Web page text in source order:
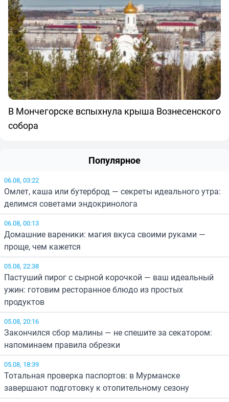
В Мончегорске вспыхнула крыша Вознесенского
собора
Популярное
06.08, 03:22
Омлет, каша или бутерброд — секреты идеального утра:
делимся советами эндокринолога
06.08, 00:13
Домашние вареники: магия вкуса своими руками —
проще, чем кажется
05.08, 22:38
Пастуший пирог с сырной корочкой — ваш идеальный
ужин: готовим ресторанное блюдо из простых
продуктов
05.08, 20:16
Закончился сбор малины — не спешите за секатором:
напоминаем правила обрезки
05.08, 18:39
Тотальная проверка паспортов: в Мурманске
завершают подготовку к отопительному сезону